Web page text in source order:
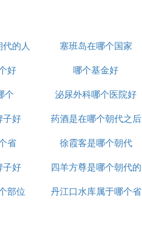
的人
塞班岛在哪个国家
好
哪个基金好
个
泌尿外科哪个医院好
子好
药酒是在哪个朝代之后
出现的
省
徐霞客是哪个朝代
子好
四羊方尊是哪个朝代的
文物
部位 丹江口水库属于哪个省